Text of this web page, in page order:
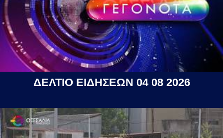
ΔΕΛΤΙΟ ΕΙΔΗΣΕΩΝ 04 08 2026